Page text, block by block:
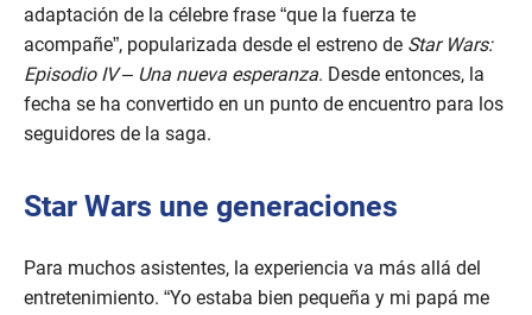
s
o
f
2
m
i
n
e
s
4
e
adaptación de la célebre frase “que la fuerza te
acompañe”, popularizada desde el estreno de Star Wars:
Episodio IV – Una nueva esperanza. Desde entonces, la
fecha se ha convertido en un punto de encuentro para los
seguidores de la saga.
Star Wars une generaciones
Para muchos asistentes, la experiencia va más allá del
entretenimiento. “Yo estaba bien pequeña y mi papá me